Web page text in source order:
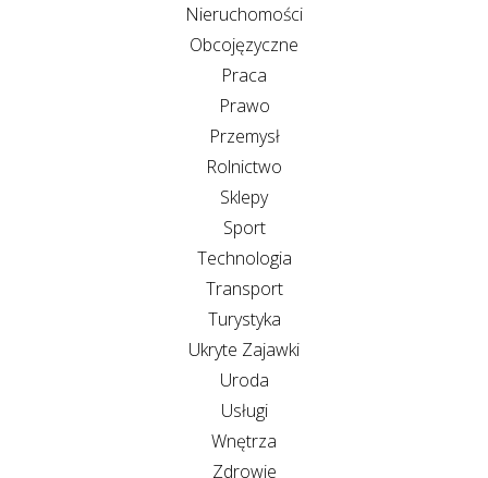
Nieruchomości
Obcojęzyczne
Praca
Prawo
Przemysł
Rolnictwo
Sklepy
Sport
Technologia
Transport
Turystyka
Ukryte Zajawki
Uroda
Usługi
Wnętrza
Zdrowie